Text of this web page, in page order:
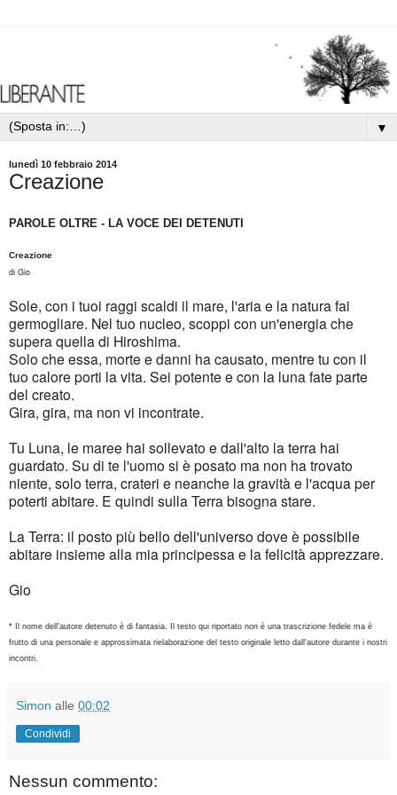
▼
lunedì 10 febbraio 2014
Creazione
PAROLE OLTRE - LA VOCE DEI DETENUTI
Creazione
di Gio
Sole, con i tuoi raggi scaldi il mare, l'aria e la natura fai
germogliare. Nel tuo nucleo, scoppi con un'energia che
supera quella di Hiroshima.
Solo che essa, morte e danni ha causato, mentre tu con il
tuo calore porti la vita. Sei potente e con la luna fate parte
del creato.
Gira, gira, ma non vi incontrate.
Tu Luna, le maree hai sollevato e dall'alto la terra hai
guardato. Su di te l'uomo si è posato ma non ha trovato
niente, solo terra, crateri e neanche la gravità e l'acqua per
poterti abitare. E quindi sulla Terra bisogna stare.
La Terra: il posto più bello dell'universo dove è possibile
abitare insieme alla mia principessa e la felicità apprezzare.
Gio
* Il nome dell'autore detenuto è di fantasia. Il testo qui riportato non è una trascrizione fedele ma è
frutto di una personale e approssimata rielaborazione del testo originale letto dall'autore durante i nostri
incontri.
Simon alle 00:02
Condividi
Nessun commento: